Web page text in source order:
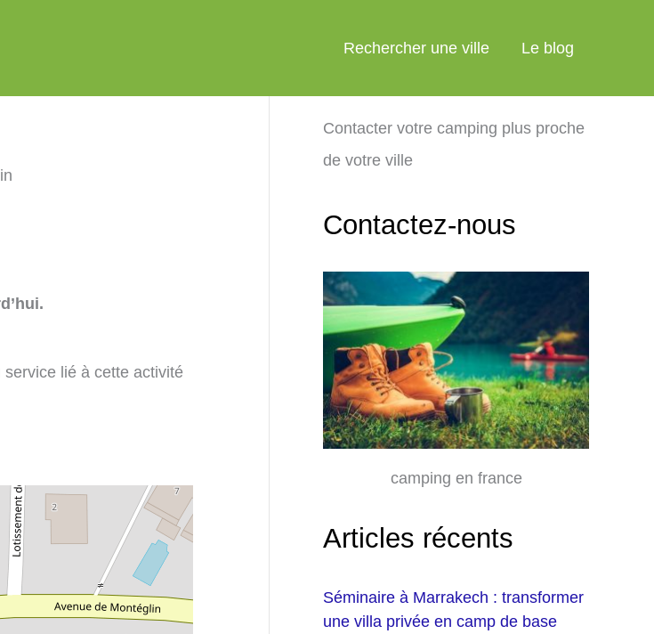
Rechercher une ville Le blog
lié à cette activité
Contacter votre camping plus proche
de votre ville
Contactez-nous
camping en france
Articles récents
Séminaire à Marrakech : transformer
une villa privée en camp de base